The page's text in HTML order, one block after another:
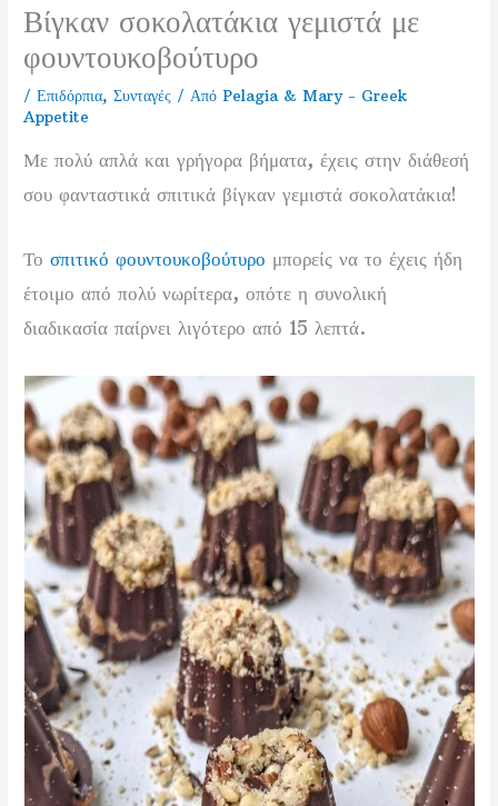
Βίγκαν σοκολατάκια γεμιστά με
φουντουκοβούτυρο
/Επιδόρπια,Συνταγές / ΑπόPelagia & Mary - Greek
Appetite
Με πολύ απλά και γρήγορα βήματα, έχεις στην διάθεσή
σου φανταστικά σπιτικά βίγκαν γεμιστά σοκολατάκια!
Τοσπιτικό φουντουκοβούτυρο μπορείς να το έχεις ήδη
έτοιμο από πολύ νωρίτερα, οπότε η συνολική
διαδικασία παίρνει λιγότερο από 15 λεπτά.